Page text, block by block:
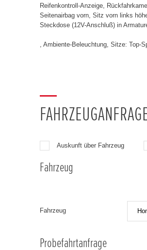
Reifenkontroll-Anzeige,
Seitenairbag vorn, Sitz vorn links
Steckdose (12V-Anschluß) in
, Ambiente-Beleuchtung, Sitze: Top-
Auskunft über Fahrzeug
Fahrzeug
Fahrzeug
Probefahrtanfrage